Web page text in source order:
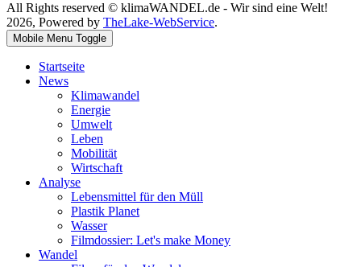
All Rights reserved © klimaWANDEL.de - Wir sind eine Welt!
2026, Powered by TheLake-WebService.
Mobile Menu Toggle
Startseite
News
Klimawandel
Energie
Umwelt
Leben
Mobilität
Wirtschaft
Analyse
Lebensmittel für den Müll
Plastik Planet
Wasser
Filmdossier: Let's make Money
Wandel